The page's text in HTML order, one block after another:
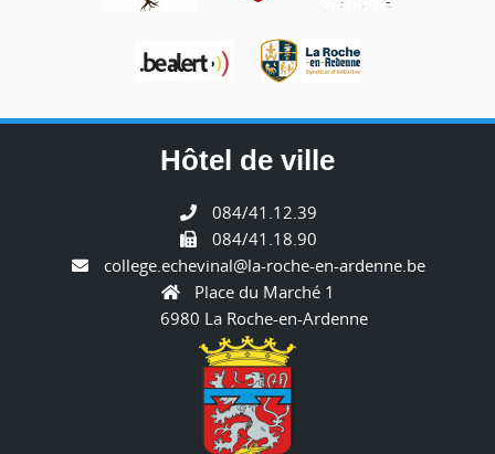
Hôtel de ville
084/41.12.39
084/41.18.90
college.echevinal@la-roche-en-ardenne.be
Place du Marché 1
6980 La Roche-en-Ardenne